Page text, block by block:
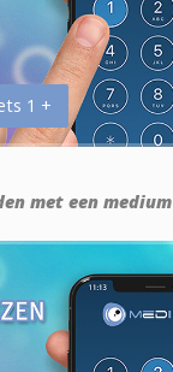
1 +
met een medium